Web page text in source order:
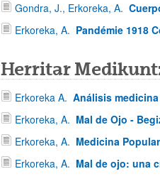
Gondra, J., Erkoreka, A.
Erkoreka, A. Pandémie 1918
Herritar
Erkoreka A. Análisis
Erkoreka, A. Mal de Ojo -
Erkoreka, A. Medicina
Erkoreka, A. Mal de ojo: una